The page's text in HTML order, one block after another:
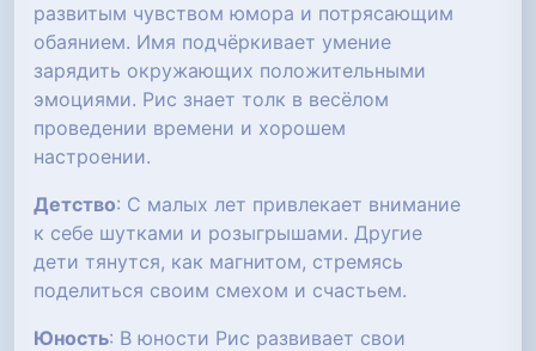
развитым чувством юмора и потрясающим
обаянием. Имя подчёркивает умение
зарядить окружающих положительными
эмоциями. Рис знает толк в весёлом
проведении времени и хорошем
настроении.
Детство: С малых лет привлекает внимание
к себе шутками и розыгрышами. Другие
дети тянутся, как магнитом, стремясь
поделиться своим смехом и счастьем.
Юность: В юности Рис развивает свои